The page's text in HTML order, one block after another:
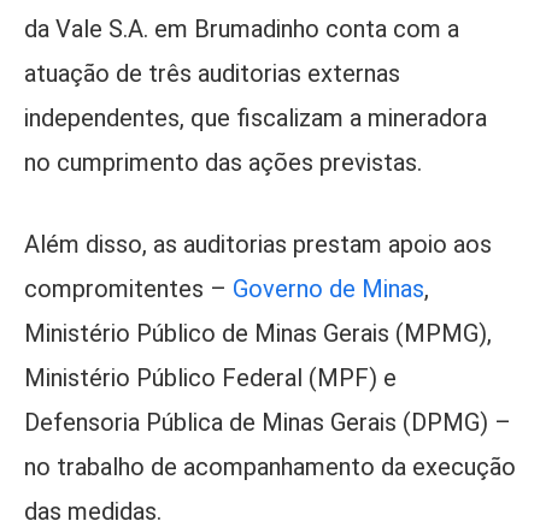
da Vale S.A. em Brumadinho conta com a
atuação de três auditorias externas
independentes, que fiscalizam a mineradora
no cumprimento das ações previstas.
Além disso, as auditorias prestam apoio aos
compromitentes – Governo de Minas,
Ministério Público de Minas Gerais (MPMG),
Ministério Público Federal (MPF) e
Defensoria Pública de Minas Gerais (DPMG) –
no trabalho de acompanhamento da execução
das medidas.